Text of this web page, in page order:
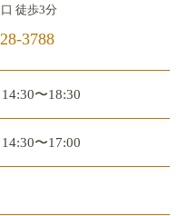
徒歩3分
3788
〜18:30
〜17:00